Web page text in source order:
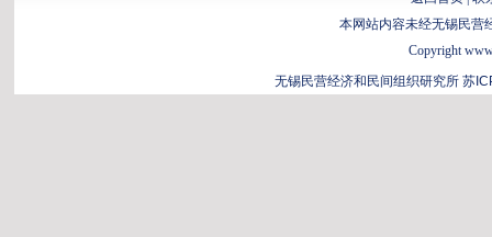
本网站内容未经无锡民营
Copyright
无锡民营经济和民间组织研究所 苏